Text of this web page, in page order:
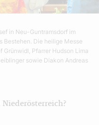
in Neu-Guntramsdorf im
Bestehen. Die heilige Messe
Pfarrer Hudson Lima
sowie Diakon Andreas